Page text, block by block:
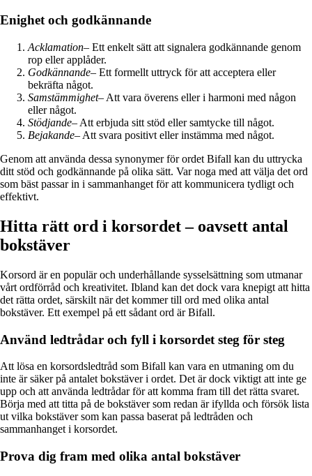
Enighet och godkännande
Acklamation– Ett enkelt sätt att signalera godkännande genom
rop eller applåder.
Godkännande– Ett formellt uttryck för att acceptera eller
bekräfta något.
Samstämmighet– Att vara överens eller i harmoni med någon
eller något.
Stödjande– Att erbjuda sitt stöd eller samtycke till något.
Bejakande– Att svara positivt eller instämma med något.
Genom att använda dessa synonymer för ordet Bifall kan du uttrycka
ditt stöd och godkännande på olika sätt. Var noga med att välja det ord
som bäst passar in i sammanhanget för att kommunicera tydligt och
effektivt.
Hitta rätt ord i korsordet – oavsett antal
bokstäver
Korsord är en populär och underhållande sysselsättning som utmanar
vårt ordförråd och kreativitet. Ibland kan det dock vara knepigt att hitta
det rätta ordet, särskilt när det kommer till ord med olika antal
bokstäver. Ett exempel på ett sådant ord är Bifall.
Använd ledtrådar och fyll i korsordet steg för steg
Att lösa en korsordsledtråd som Bifall kan vara en utmaning om du
inte är säker på antalet bokstäver i ordet. Det är dock viktigt att inte ge
upp och att använda ledtrådar för att komma fram till det rätta svaret.
Börja med att titta på de bokstäver som redan är ifyllda och försök lista
ut vilka bokstäver som kan passa baserat på ledtråden och
sammanhanget i korsordet.
Prova dig fram med olika antal bokstäver